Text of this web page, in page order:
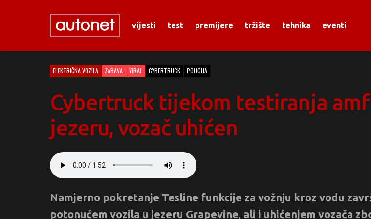
vijesti test premijere tržište tehnika eventi
ELEKTRIČNA VOZILA ZABAVA VIRAL CYBERTRUCK POLICIJA
Cybertruck tijekom testiranja
jezeru, vozač uhićen
Namjerno pokretanje Tesline funkcije za vožnju kroz vodu
potonućem vozila u jezeru Grapevine, ali i uhićenjem vozača